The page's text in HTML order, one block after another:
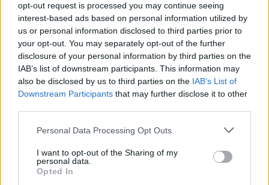
opt-out request is processed you may continue seeing
interest-based ads based on personal information utilized by
us or personal information disclosed to third parties prior to
your opt-out. You may separately opt-out of the further
disclosure of your personal information by third parties on the
IAB’s list of downstream participants. This information may
also be disclosed by us to third parties on the IAB’s List of
Downstream Participants that may further disclose it to other
Personal Data Processing Opt Outs
I want to opt-out of the Sharing of my
personal data.
Opted In
ΜΌΔΑ
Σαν από παραμύθι το show του
Dior που άνοιξε τη γαλλική
εβδομάδα μόδας
TRENDS
Oι Λονδρέζες παραδίδουν
μαθήματα street style